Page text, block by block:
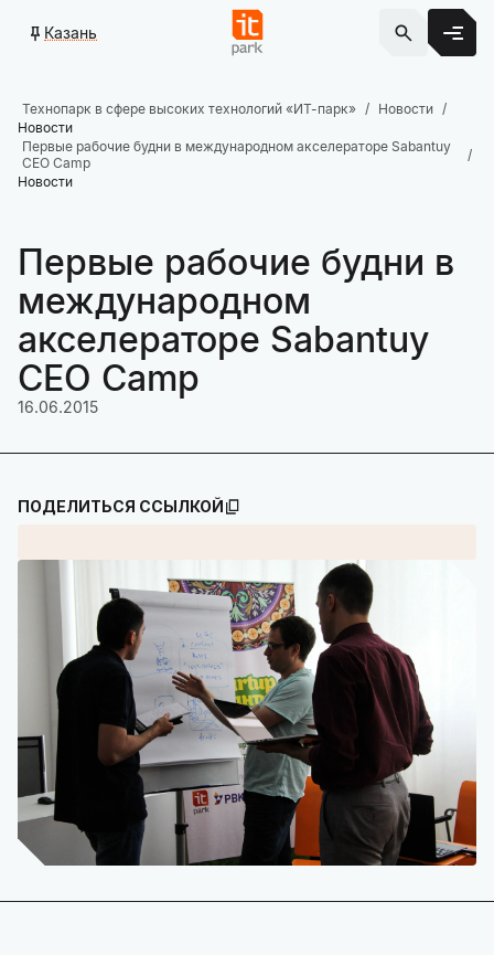
Казань
Технопарк в сфере высоких технологий «ИТ-парк»
Новости
Новости
Первые рабочие будни в международном акселераторе Sabantuy
CEO Camp
Новости
Первые рабочие будни в
международном
акселераторе Sabantuy
CEO Camp
16.06.2015
ПОДЕЛИТЬСЯ ССЫЛКОЙ